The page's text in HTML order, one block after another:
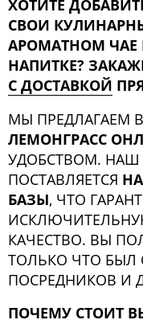
ХОТИТЕ
СВОИ
АРОМАТНОМ
НАПИТКЕ?
С ДОСТАВКОЙ
МЫ ПРЕДЛАГАЕМ
ЛЕМОНГРАСС
УДОБСТВОМ. НАШ
ПОСТАВЛЯЕТСЯ
БАЗЫ, ЧТО
КАЧЕСТВО. ВЫ
ТОЛЬКО ЧТО БЫЛ
ПОСРЕДНИКОВ И
ПОЧЕМУ СТОИТ